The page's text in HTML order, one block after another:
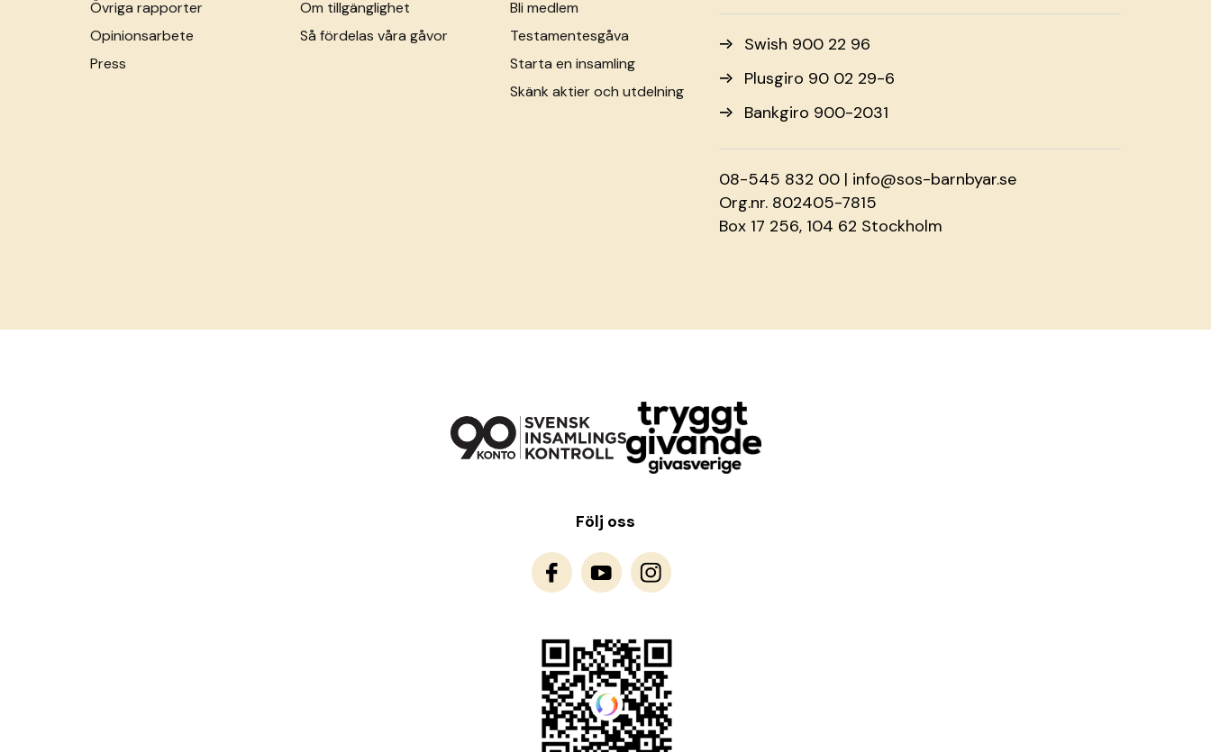
Övriga rapporter
Opinionsarbete
Press
Om tillgänglighet
Så fördelas våra gåvor
Bli medlem
Testamentesgåva
Starta en insamling
Skänk aktier och utdelning
Swish 900 22 96
Plusgiro 90 02 29-6
Bankgiro 900-2031
08-545 832 00 | info@sos-barnbyar.se
Org.nr. 802405-7815
Box 17 256, 104 62 Stockholm
Följ oss